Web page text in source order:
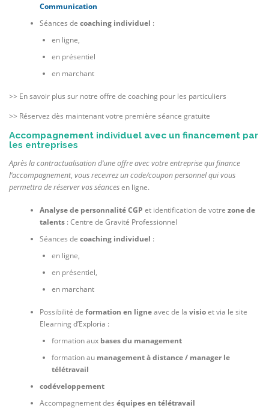
Communication
Séances de coaching individuel :
en ligne,
en présentiel
en marchant
>> En savoir plus sur notre offre de coaching pour les particuliers
>> Réservez dès maintenant votre première séance gratuite
Accompagnement individuel avec un financement par
les entreprises
Après la contractualisation d’une offre avec votre entreprise qui finance
l’accompagnement, vous recevrez un code/coupon personnel qui vous
permettra de réserver vos séancesen ligne.
Analyse de personnalité CGP et identification de votre zone de
talents: Centre de Gravité Professionnel
Séances de coaching individuel :
en ligne,
en présentiel,
en marchant
Possibilité de formation en ligneavec de la visioet via le site
Elearning d’Exploria :
formation aux bases du management
formation au management à distance / manager le
télétravail
codéveloppement
Accompagnement des équipes en télétravail